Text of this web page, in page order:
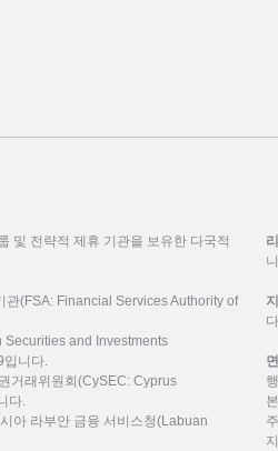
및 전략적 제휴 기관을 보유한 다국적
(FSA: Financial Services Authority of
Securities and Investments
입니다.
거래위원회(CySEC: Cyprus
다.
아 라부안 금융 서비스청(Labuan